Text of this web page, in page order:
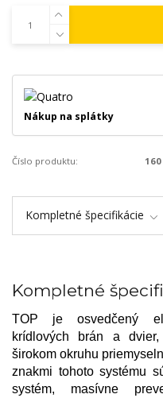
Nákup na splátky
Číslo produktu: 160
Kompletné špecifikácie
Kompletné
TOP je osvedčený
krídlových brán a
širokom okruhu
znakmi tohoto systému
systém, masívne